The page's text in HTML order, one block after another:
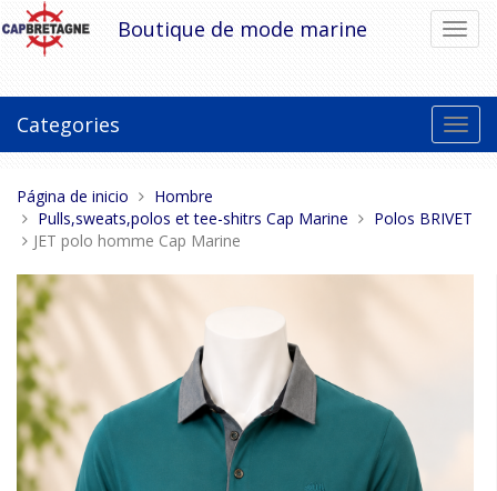
Pasar
al
contenido
el
de
Boutique de mode marine
Categories
Estas
aquí:
Página de inicio
Hombre
Pulls,sweats,polos et tee-shitrs Cap Marine
Polos BRIVET
JET polo homme Cap Marine